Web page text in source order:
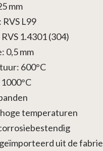
mm
L99
1.4301 (304)
0,5 mm
600°C
temperaturen
uit de